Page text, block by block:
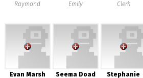
Raymond
Emily Clerk
Evan Marsh Seema Doad Stephanie